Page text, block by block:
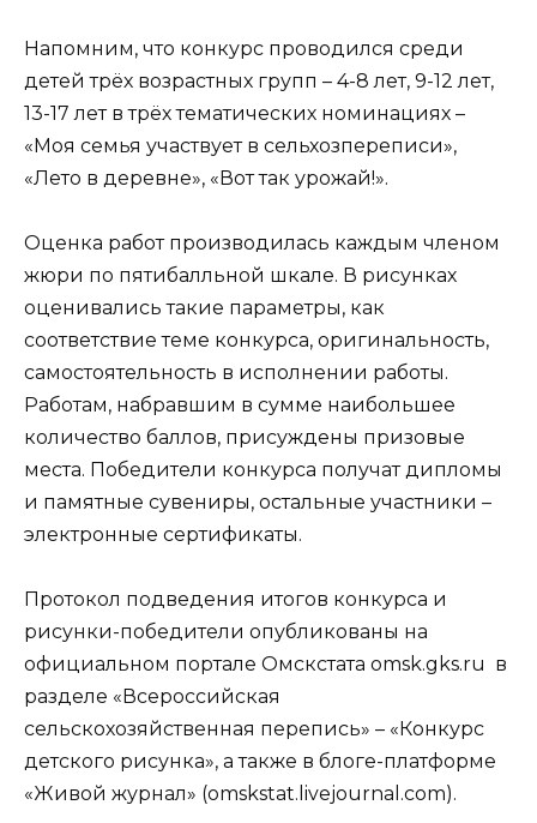
Напомним, что конкурс проводился среди
детей трёх возрастных групп – 4-8 лет, 9-12 лет,
13-17 лет в трёх тематических номинациях –
«Моя семья участвует в сельхозпереписи»,
«Лето в деревне», «Вот так урожай!».
Оценка работ производилась каждым членом
жюри по пятибалльной шкале. В рисунках
оценивались такие параметры, как
соответствие теме конкурса, оригинальность,
самостоятельность в исполнении работы.
Работам, набравшим в сумме наибольшее
количество баллов, присуждены призовые
места. Победители конкурса получат дипломы
и памятные сувениры, остальные участники –
электронные сертификаты.
Протокол подведения итогов конкурса и
рисунки-победители опубликованы на
официальном портале Омскстата omsk.gks.ru в
разделе «Всероссийская
сельскохозяйственная перепись» – «Конкурс
детского рисунка», а также в блоге-платформе
«Живой журнал» (omskstat.livejournal.com).